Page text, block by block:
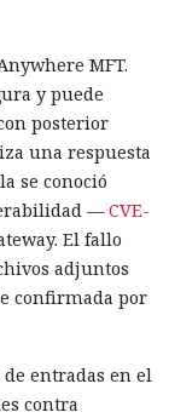
MFT.
y puede
posterior
una respuesta
se conoció
—CVE-
El fallo
adjuntos
confirmada por
entradas en el
contra